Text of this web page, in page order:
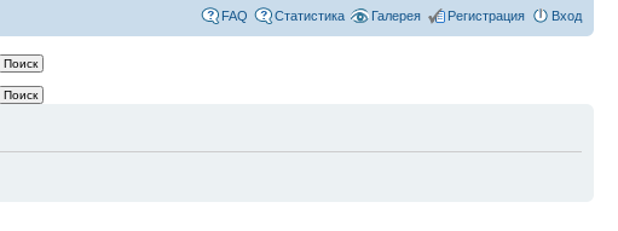
FAQ Статистика Галерея Регистрация Вход